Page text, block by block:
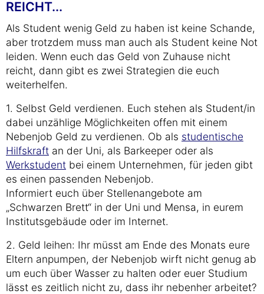
REICHT...
Als Student wenig Geld zu haben ist keine Schande,
aber trotzdem muss man auch als Student keine Not
leiden. Wenn euch das Geld von Zuhause nicht
reicht, dann gibt es zwei Strategien die euch
weiterhelfen.
1. Selbst Geld verdienen. Euch stehen als Student/in
dabei unzählige Möglichkeiten offen mit einem
Nebenjob Geld zu verdienen. Ob als studentische
Hilfskraft an der Uni, als Barkeeper oder als
Werkstudent bei einem Unternehmen, für jeden gibt
es einen passenden Nebenjob.
Informiert euch über Stellenangebote am
„Schwarzen Brett“ in der Uni und Mensa, in eurem
Institutsgebäude oder im Internet.
2. Geld leihen: Ihr müsst am Ende des Monats eure
Eltern anpumpen, der Nebenjob wirft nicht genug ab
um euch über Wasser zu halten oder euer Studium
lässt es zeitlich nicht zu, dass ihr nebenher arbeitet?